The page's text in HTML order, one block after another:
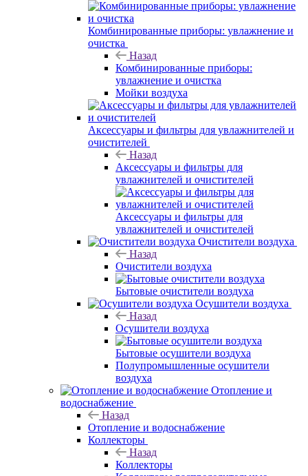
Комбинированные приборы: увлажнение и
очистка
Назад
Комбинированные приборы:
увлажнение и очистка
Мойки воздуха
Аксессуары и фильтры для увлажнителей и
очистителей
Назад
Аксессуары и фильтры для
увлажнителей и очистителей
Аксессуары и фильтры для
увлажнителей и очистителей
Очистители воздуха
Назад
Очистители воздуха
Бытовые очистители воздуха
Осушители воздуха
Назад
Осушители воздуха
Бытовые осушители воздуха
Полупромышленные осушители
воздуха
Отопление и
водоснабжение
Назад
Отопление и водоснабжение
Коллекторы
Назад
Коллекторы